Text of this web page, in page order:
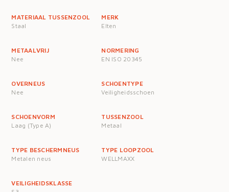
MATERIAAL TUSSENZOOL
Staal
MERK
Elten
METAALVRIJ
Nee
NORMERING
EN ISO 20345
OVERNEUS
Nee
SCHOENTYPE
Veiligheidsschoen
SCHOENVORM
Laag (Type A)
TUSSENZOOL
Metaal
TYPE BESCHERMNEUS
Metalen neus
TYPE LOOPZOOL
WELLMAXX
VEILIGHEIDSKLASSE